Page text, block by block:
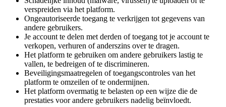
verspreiden via het platform.
Ongeautoriseerde toegang te verkrijgen tot gegevens van
andere gebruikers.
Je account te delen met derden of toegang tot je account te
verkopen, verhuren of anderszins over te dragen.
Het platform te gebruiken om andere gebruikers lastig te
vallen, te bedreigen of te discrimineren.
Beveiligingsmaatregelen of toegangscontroles van het
platform te omzeilen of te ondermijnen.
Het platform overmatig te belasten op een wijze die de
prestaties voor andere gebruikers nadelig beïnvloedt.